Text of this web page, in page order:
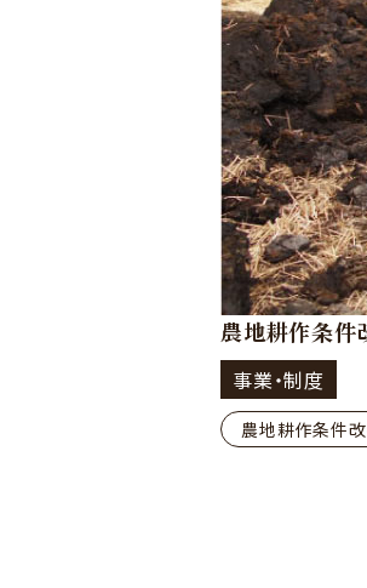
農地耕作条件
事業・制度
農地耕作条件